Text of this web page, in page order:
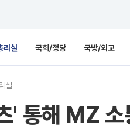
리실 국회/정당 국방/외교
실
' 통해 MZ